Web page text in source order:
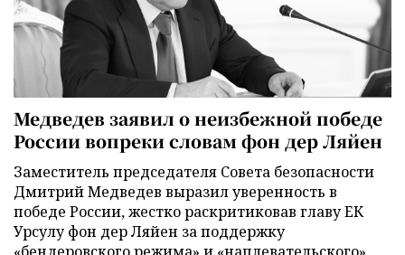
Медведев заявил о неизбежной победе
России вопреки словам фон дер Ляйен
Заместитель председателя Совета безопасности
Дмитрий Медведев выразил уверенность в
победе России, жестко раскритиковав главу ЕК
Урсулу фон дер Ляйен за поддержку